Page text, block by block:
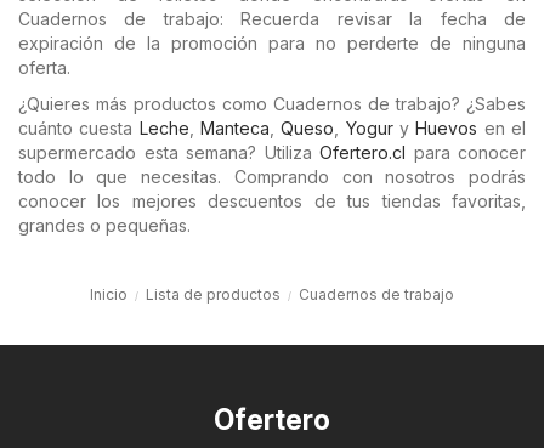
Cuadernos de trabajo: Recuerda revisar la fecha de
expiración de la promoción para no perderte de ninguna
oferta.
¿Quieres más productos como Cuadernos de trabajo? ¿Sabes
cuánto cuesta Leche ,Manteca ,Queso YoguryHuevos en el
supermercado esta semana? Utiliza Ofertero.cl para conocer
todo lo que necesitas. Comprando con nosotros podrás
conocer los mejores descuentos de tus tiendas favoritas,
grandes o pequeñas.
Inicio Lista de productos Cuadernos de trabajo
Ofertero